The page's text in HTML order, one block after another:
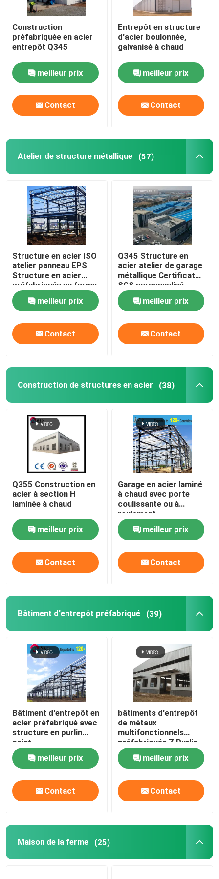
Maison préfabriquée en acier
cage de poulet de couche d'oeufs
Système de cage pour poulets de chair
Construction
préfabriquée en acier
entrepôt Q345
meilleur prix
Contact
Entrepôt en structure
d'acier boulonnée,
galvanisé à chaud
meilleur prix
Contact
Atelier de structure métallique (57)
Structure en acier ISO
atelier panneau EPS
Structure en acier
préfabriquée en forme
de H
meilleur prix
Contact
Q345 Structure en
acier atelier de garage
métallique Certificat
SGS personnalisé
meilleur prix
Contact
Construction de structures en acier (38)
Q355 Construction en
acier à section H
laminée à chaud
meilleur prix
Contact
Garage en acier laminé
à chaud avec porte
coulissante ou à
roulement
meilleur prix
Contact
Bâtiment d'entrepôt préfabriqué (39)
Bâtiment d'entrepôt en
acier préfabriqué avec
structure en purlin
peint
meilleur prix
Contact
bâtiments d'entrepôt
de métaux
multifonctionnels
préfabriqués Z Purlin
meilleur prix
Contact
Maison de la ferme (25)